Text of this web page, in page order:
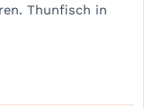
Thunfisch in